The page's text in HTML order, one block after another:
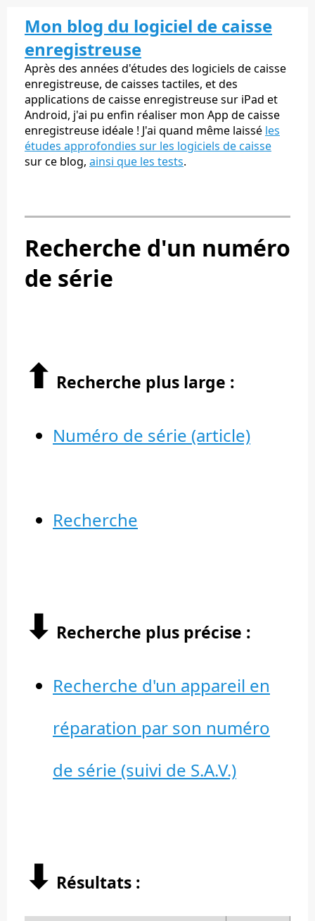
Mon blog du logiciel de caisse
enregistreuse
Après des années d'études des logiciels de caisse
enregistreuse, de caisses tactiles, et des
applications de caisse enregistreuse sur iPad et
Android, j'ai pu enfin réaliser mon App de caisse
enregistreuse idéale ! J'ai quand même laissé les
études approfondies sur les logiciels de caisse
sur ce blog, ainsi que les tests.
Recherche d'un numéro
de série
⬆︎ Recherche plus large :
Numéro de série (article)
Recherche
⬇︎ Recherche plus précise :
Recherche d'un appareil en
réparation par son numéro
de série (suivi de S.A.V.)
⬇︎ Résultats :